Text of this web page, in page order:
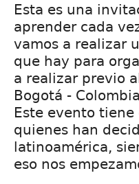
Esta es una
aprender cada
vamos a realizar
que hay para
a realizar previo
Bogotá -
Este evento
quienes han
latinoamérica,
eso nos